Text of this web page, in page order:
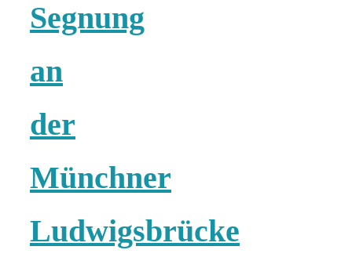
Segnung
an
der
Münchner
Ludwigsbrücke
Tomaten